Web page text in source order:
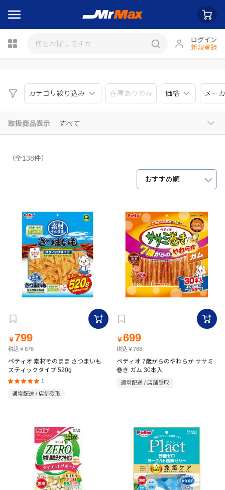
ログイン
新規登録
カテゴリ絞り込み 在庫ありのみ 価格 メー
取扱商品表示 すべて
（全138件）
おすすめ順
￥ 799
税込￥878
ペティオ 素材そのまま さつまいも
スティックタイプ 520g
1
通常配送 / 店舗受取
￥699
税込￥768
ペティオ 7歳からのやわらか ササミ
巻き ガム 30本入
通常配送 / 店舗受取